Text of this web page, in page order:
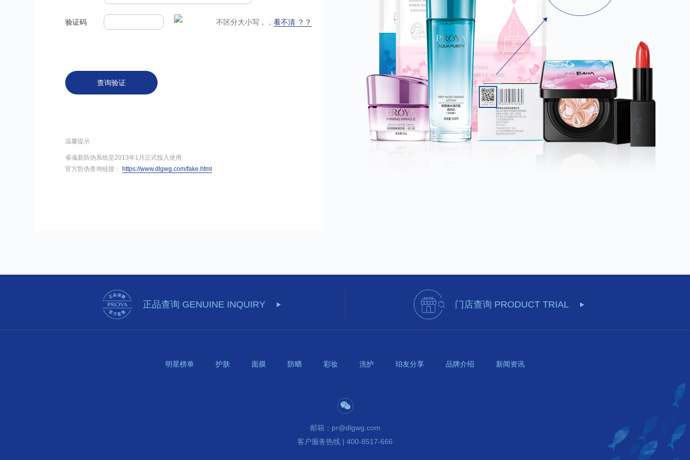
验证码 不区分大小写，，看不清 ？？
查询验证
温馨提示
雀魂新防伪系统至2013年1月正式投入使用
官方防伪查询链接：
https://www.dlgwg.com/fake.html
正品查询 GENUINE INQUIRY 门店查询 PRODUCT TRIAL
明星榜单 护肤 面膜 防晒 彩妆 洗护 珀友分享 品牌介绍 新闻资讯
邮箱：pr@dlgwg.com
客户服务热线 | 400-8517-666